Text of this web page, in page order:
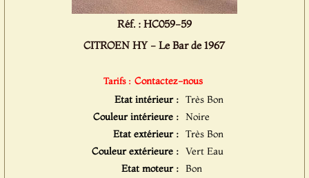
Réf. : HC059-59
CITROEN HY - Le Bar de 1967
Tarifs : Contactez-nous
Etat intérieur : Très Bon
Couleur intérieure : Noire
Etat extérieur : Très Bon
Couleur extérieure : Vert Eau
Etat moteur : Bon